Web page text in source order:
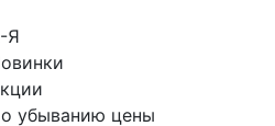
Я
убыванию цены